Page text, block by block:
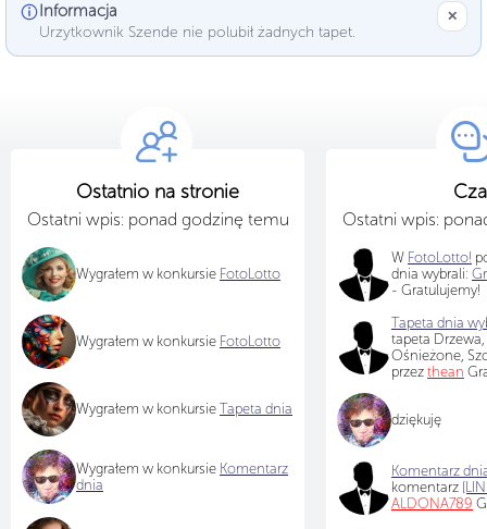
Informacja
Urzytkownik Szende nie polubił żadnych tapet.
✕
Ostatnio na stronie
Ostatni wpis: ponad godzinę temu
Wygrałem w konkursie FotoLotto
Wygrałem w konkursie FotoLotto
Wygrałem w konkursie Tapeta dnia
Wygrałem w konkursie Komentarz
dnia
Ostatni wpis:
W FotoLotto!
dnia wybrali:
- Gratulujemy!
Tapeta dnia
tapeta
Ośnieżone,
przez thean
dziękuję
Komentarz
komentarz
ALDONA789